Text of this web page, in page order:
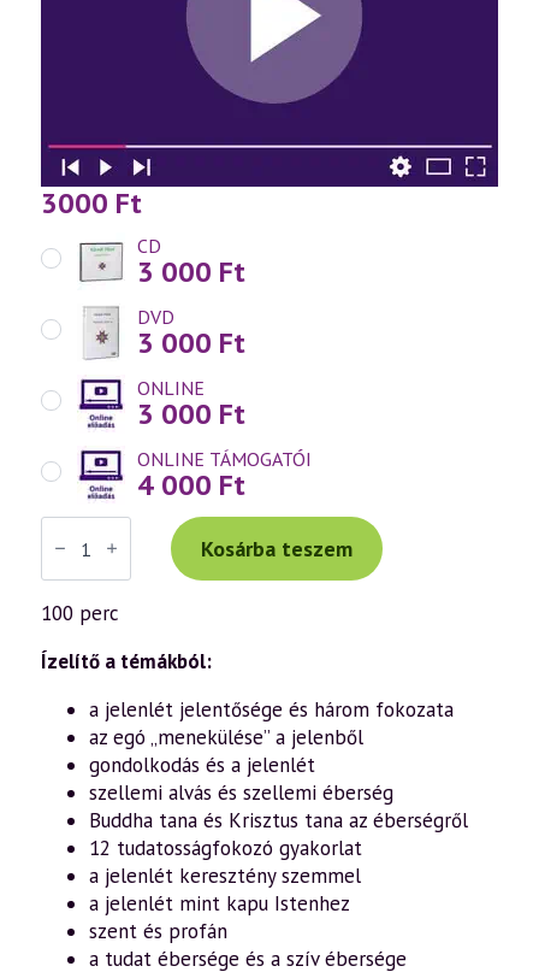
3000 Ft
CD
3 000 Ft
DVD
3 000 Ft
ONLINE
3 000 Ft
ONLINE TÁMOGATÓI
4 000 Ft
Váradi
Tibor
előadás
(910)
—
„Itt
most”
jelenlét,
figyelem
tudatosság
jelentősége
belső
fejlődés
útján
(2021.08.13.)
mennyiség
Kosárba teszem
100 perc
Ízelítő a témákból:
a jelenlét jelentősége és három fokozata
az egó „menekülése” a jelenből
gondolkodás és a jelenlét
szellemi alvás és szellemi éberség
Buddha tana és Krisztus tana az éberségről
12 tudatosságfokozó gyakorlat
a jelenlét keresztény szemmel
a jelenlét mint kapu Istenhez
szent és profán
a tudat ébersége és a szív ébersége